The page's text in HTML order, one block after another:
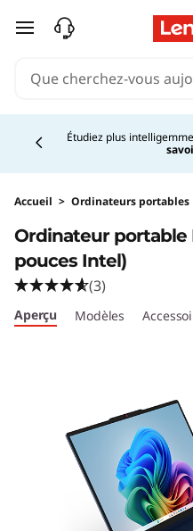
passer au contenu
Étudiez plus
Accueil > Ordinateurs portables
Ordinateur portable
pouces Intel)
(3)
Aperçu Modèles